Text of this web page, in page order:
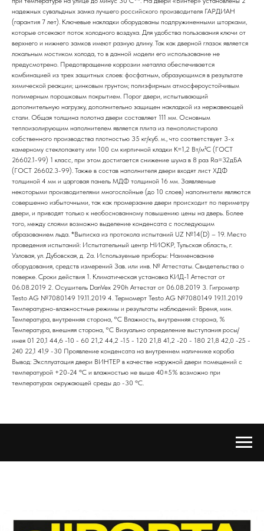
надежных сувальдных замка лучшего российского производителя ГАРДИАН
(гарантия 7 лет). Ключевые накладки оборудованы подпружиненными шторками,
которые отсекают поток холодного воздуха. Для удобства пользования ключи от
верхнего и нижнего замков имеют разную длину. Так как дверной глазок является
локальным мостиком холода, то в данной модели его использование не
предусмотрено. Предотвращение коррозии металла обеспечивается
комбинацией из трех защитных слоев: фосфатным, образующимся в результате
химической реакции; цинковым грунтом; полиэфирным атмосфероустойчивым
полимерным порошковым покрытием. Порог двери, испытывающий
дополнительную нагрузку, дополнительно защищен накладкой из нержавеющей
стали. Общая толщина полотна двери составляет 111 мм. Основным
теплоизолирующим наполнителем является плита из пенополистирола
собственного производства плотностью 35 кг/куб. м., что соответствует 3-х
камерному стеклопакету или 100 см кирпичной кладки К=1,2 Вт/м²С (ГОСТ
26602.1-99) 1 класс, при этом достигается снижение шума в 8 раз Ra=32дБА
(ГОСТ 26602.3-99). Также в состав наполнителя двери входят лист ХДФ
толщиной 4 мм и царговая панель МДФ толщиной 16 мм. Заявляемые
некоторыми производителями многослойные (до 10 слоев) наполнители являются
совершенно избыточными, так как промерзание двери происходит по периметру
двери, и приводят только к необоснованному повышению цены на дверь. Более
того, между слоями возможно выделение конденсата с последующим
образованием льда. *Выписка из протокола испытаний UZ №14(D) – 19. Место
проведения испытаний: Испытательный центр НИОКР, Тульская область, г.
Узловая, ул. Дубовская, д. 2а. Используемые приборы: Наименование
оборудования, средств измерений Зав. или инв. № Аттестаты. Свидетельства о
поверке. Сроки действия 1. Климатическая установка КИД-1 Аттестат от
06.08.2019 2. Осушитель DanVex 290h Аттестат от 06.08.2019 3. Гигрометр
Testo AG №7080149 19.11.2019 4. Термомерт Testo AG №7080149 19.11.2019
Температурно-влажностные режимы и результаты наблюдений: Время, мин.
Температура, внутренняя сторона, °С Влажность, внутренняя сторона, %
Температура, внешняя сторона, °С Визуально определение выступания росы/
инея 01 20,1 44,6 -10 - 60 21,2 44,2 -15 - 120 21,8 41,2 -20 - 180 21,8 42,0 -25 -
240 22,1 41,9 -30 Проявление конденсата на внутреннем наличнике короба
Вывод: Эксплуатация двери ВИНТЕР в качестве наружной двери помещений с
температурой +20-24 ºС и влажностью не выше 40±5% возможно при
температурах окружающей среды до -30 ºС.